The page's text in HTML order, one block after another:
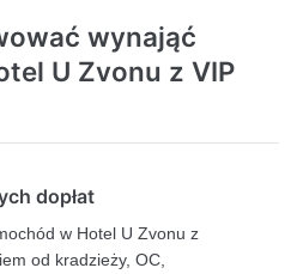
wynająć
U Zvonu z VIP
dopłat
w Hotel U Zvonu z
od kradzieży, OC,